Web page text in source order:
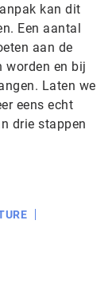
kan dit
Een aantal
aan de
worden en bij
Laten we
eens echt
drie stappen